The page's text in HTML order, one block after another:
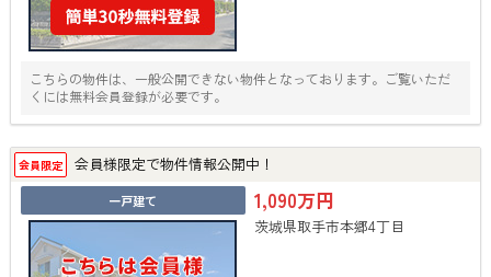
こちらの物件は、一般公開できない物件となっております。ご覧いただ
くには無料会員登録が必要です。
会員限定 会員様限定で物件情報公開中！
一戸建て 1,090万円
茨城県取手市本郷4丁目